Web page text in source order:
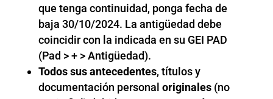
que tenga continuidad, ponga fecha de
baja 30/10/2024. La antigüedad debe
coincidir con la indicada en su GEI PAD
(Pad > + > Antigüedad).
Todos sus antecedentes, títulos y
documentación personal originales(no